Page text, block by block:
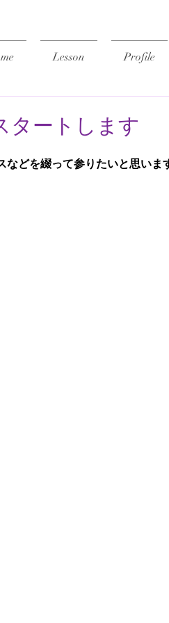
Lesson Profile
ートします
どを綴って参りたいと思いま